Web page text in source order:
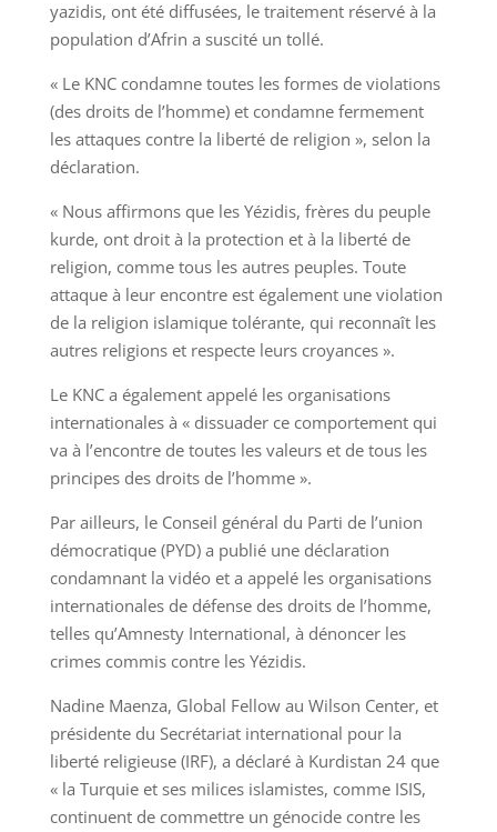
yazidis, ont été diffusées, le traitement réservé à la
population d’Afrin a suscité un tollé.
« Le KNC condamne toutes les formes de violations
(des droits de l’homme) et condamne fermement
les attaques contre la liberté de religion », selon la
déclaration.
« Nous affirmons que les Yézidis, frères du peuple
kurde, ont droit à la protection et à la liberté de
religion, comme tous les autres peuples. Toute
attaque à leur encontre est également une violation
de la religion islamique tolérante, qui reconnaît les
autres religions et respecte leurs croyances ».
Le KNC a également appelé les organisations
internationales à « dissuader ce comportement qui
va à l’encontre de toutes les valeurs et de tous les
principes des droits de l’homme ».
Par ailleurs, le Conseil général du Parti de l’union
démocratique (PYD) a publié une déclaration
condamnant la vidéo et a appelé les organisations
internationales de défense des droits de l’homme,
telles qu’Amnesty International, à dénoncer les
crimes commis contre les Yézidis.
Nadine Maenza, Global Fellow au Wilson Center, et
présidente du Secrétariat international pour la
liberté religieuse (IRF), a déclaré à Kurdistan 24 que
« la Turquie et ses milices islamistes, comme ISIS,
continuent de commettre un génocide contre les